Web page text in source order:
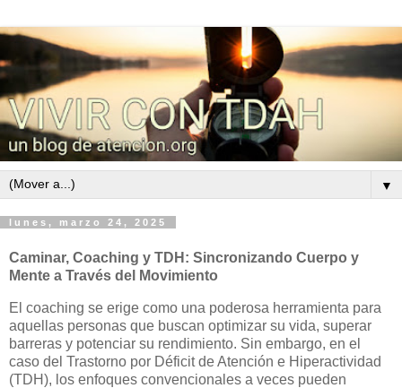
▼
lunes, marzo 24, 2025
Caminar, Coaching y TDH: Sincronizando Cuerpo y
Mente a Través del Movimiento
El coaching se erige como una poderosa herramienta para
aquellas personas que buscan optimizar su vida, superar
barreras y potenciar su rendimiento. Sin embargo, en el
caso del Trastorno por Déficit de Atención e Hiperactividad
(TDH), los enfoques convencionales a veces pueden